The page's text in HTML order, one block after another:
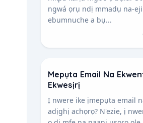
ngwá ọrụ ndị mmadụ na-
ebumnuche a bụ...
Mepụta Email Na
Ekwesịrị
Ị nwere ike ịmepụta email
adịghị achọrọ? N'ezie, ị